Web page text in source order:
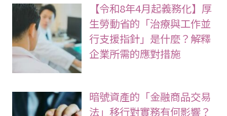
【令和8年4月起義務化】厚
生勞動省的「治療與工作並
行支援指針」是什麼？解釋
企業所需的應對措施
暗號資產的「金融商品交易
法」移行對實務有何影響？